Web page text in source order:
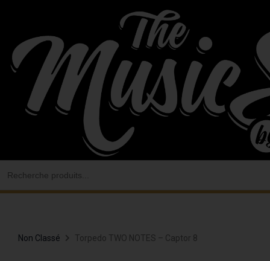
contenu
Non Classé Torpedo TWO NOTES – Captor 8